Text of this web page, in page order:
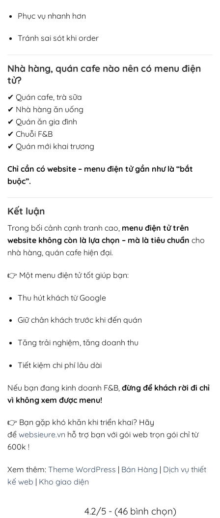
Phục vụ nhanh hơn
Tránh sai sót khi order
Nhà hàng, quán cafe nào nên có menu điện
tử?
✔ Quán cafe, trà sữa
✔ Nhà hàng ăn uống
✔ Quán ăn gia đình
✔ Chuỗi F&B
✔ Quán mới khai trương
Chỉ cần có website – menu điện tử gần như là “bắt
buộc”.
Kết luận
Trong bối cảnh cạnh tranh cao, menu điện tử trên
website không còn là lựa chọn – mà là tiêu chuẩn cho
nhà hàng, quán cafe hiện đại.
👉 Một menu điện tử tốt giúp bạn:
Thu hút khách từ Google
Giữ chân khách trước khi đến quán
Tăng trải nghiệm, tăng doanh thu
Tiết kiệm chi phí lâu dài
Nếu bạn đang kinh doanh F&B, đừng để khách rời đi chỉ
vì không xem được menu!
👉 Bạn gặp khó khăn khi triển khai? Hãy
để websieure.vn hỗ trợ bạn với gói web trọn gói chỉ từ
600k !
Xem thêm: Theme WordPress | Bán Hàng | Dịch vụ thiết
kế web | Kho giao diện
4.2/5 - (46 bình chọn)